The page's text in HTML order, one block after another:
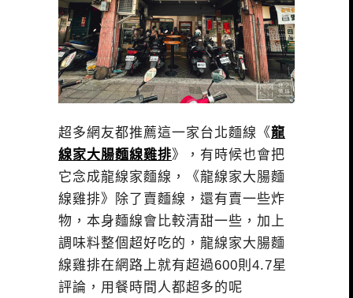
超多網友都推薦這一家台北麵線《龍
線家大腸麵線雞排》，有時候也會把
它念成龍線家麵線，《龍線家大腸麵
線雞排》除了賣麵線，還有賣一些炸
物，本身麵線會比較清甜一些，加上
調味料整個超好吃的，龍線家大腸麵
線雞排在網路上就有超過600則4.7星
評論，用餐時間人都超多的呢